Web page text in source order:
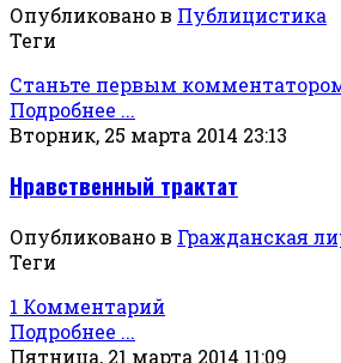
Опубликовано в Публицистика
Теги
Станьте первым
Подробнее ...
Вторник, 25 марта 2014 23:13
Нравственный трактат
Опубликовано в Гражданская
Теги
1 Комментарий
Подробнее ...
Пятница, 21 марта 2014 11:09